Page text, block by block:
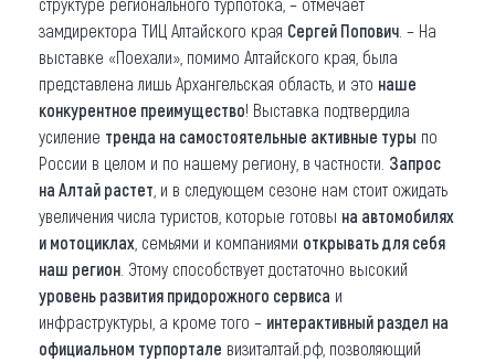
замдиректора ТИЦ Алтайского края Сергей Попович . – На
выставке «Поехали», помимо Алтайского края, была
представлена лишь Архангельская область, и это наше
конкурентное преимущество! Выставка подтвердила
усиление тренда на самостоятельные активные туры по
России в целом и по нашему региону, в частности. Запрос
на Алтай растет , и в следующем сезоне нам стоит ожидать
увеличения числа туристов, которые готовы на автомобилях
и мотоциклах , семьями и компаниями открывать для себя
наш регион . Этому способствует достаточно высокий
уровень развития придорожного сервиса и
инфраструктуры, а кроме того – интерактивный раздел на
официальном турпортале визиталтай.рф, позволяющий